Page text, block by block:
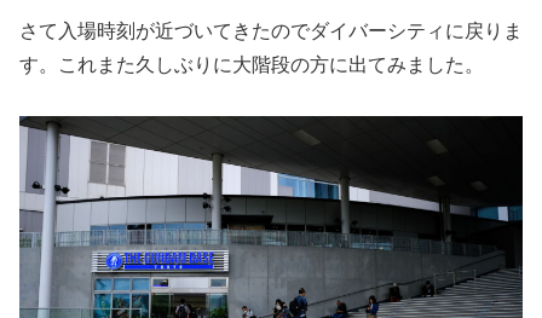
さて入場時刻が近づいてきたのでダイバーシティに戻りま
す。これまた久しぶりに大階段の方に出てみました。